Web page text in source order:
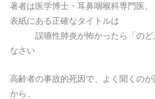
著者は医学博士・耳鼻咽喉科専門医。
表紙にある正確なタイトルは
誤嚥性肺炎が怖かったら「のど
なさい
高齢者の事故的死因で、よく聞くの
から、